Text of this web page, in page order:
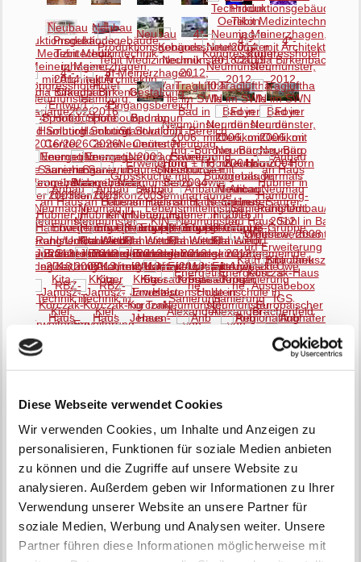
Diese Webseite verwendet Cookies
Wir verwenden Cookies, um Inhalte und Anzeigen zu
personalisieren, Funktionen für soziale Medien anbieten
zu können und die Zugriffe auf unsere Website zu
analysieren. Außerdem geben wir Informationen zu Ihrer
Verwendung unserer Website an unsere Partner für
soziale Medien, Werbung und Analysen weiter. Unsere
Partner führen diese Informationen möglicherweise mit